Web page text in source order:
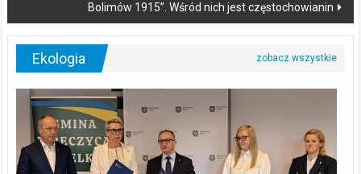
Bolimów 1915”. Wśród nich jest częstochowianin
Ekologia